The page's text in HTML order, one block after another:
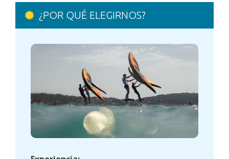
¿POR QUÉ ELEGIRNOS?